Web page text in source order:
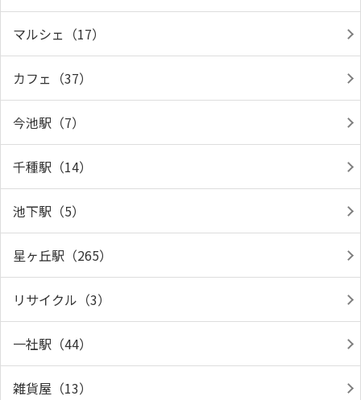
マルシェ（17）
カフェ（37）
今池駅（7）
千種駅（14）
池下駅（5）
星ヶ丘駅（265）
リサイクル（3）
一社駅（44）
雑貨屋（13）